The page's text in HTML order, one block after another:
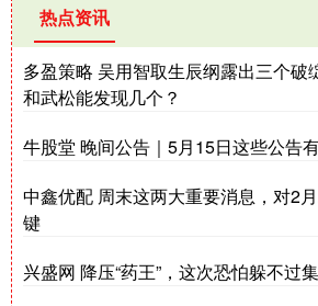
热点资讯
多盈策略 吴用智取生辰纲露出三个破
和武松能发现几个？
牛股堂 晚间公告｜5月15日这些公告
中鑫优配 周末这两大重要消息，对2
键
兴盛网 降压“药王”，这次恐怕躲不过